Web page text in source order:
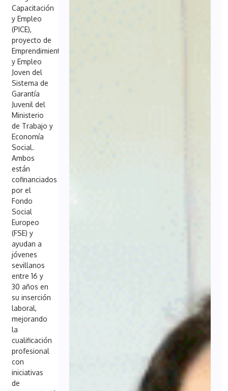
Capacitación
y Empleo
(PICE),
proyecto de
Emprendimiento
y Empleo
Joven del
Sistema de
Garantía
Juvenil del
Ministerio
de Trabajo y
Economía
Social.
Ambos
están
cofinanciados
por el
Fondo
Social
Europeo
(FSE) y
ayudan a
jóvenes
sevillanos
entre 16 y
30 años en
su inserción
laboral,
mejorando
la
cualificación
profesional
con
iniciativas
de